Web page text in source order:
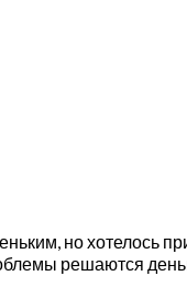
но хотелось
решаются